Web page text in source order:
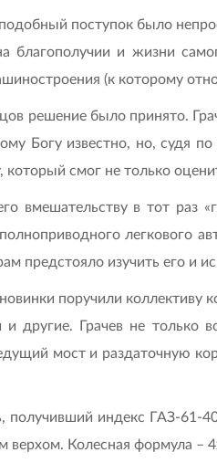
поступок было
благополучии и жизни
(к которому
решение было принято.
Богу известно, но, судя
который смог не только
вмешательству в тот раз
легкового
предстояло изучить его и
поручили
и другие. Грачев не только
мост и раздаточную
получивший индекс ГАЗ-61-
верхом. Колесная формула –